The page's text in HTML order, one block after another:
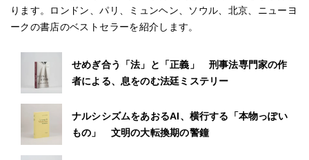
ります。ロンドン、パリ、ミュンヘン、ソウル、北京、ニューヨ
ークの書店のベストセラーを紹介します。
せめぎ合う「法」と「正義」 刑事法専門家の作
者による、息をのむ法廷ミステリー
ナルシシズムをあおるAI、横行する「本物っぽい
もの」 文明の大転換期の警鐘